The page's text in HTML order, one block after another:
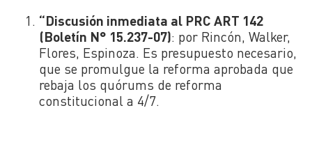
“Discusión inmediata al PRC ART 142
(Boletín N° 15.237-07): por Rincón, Walker,
Flores, Espinoza. Es presupuesto necesario,
que se promulgue la reforma aprobada que
rebaja los quórums de reforma
constitucional a 4/7.